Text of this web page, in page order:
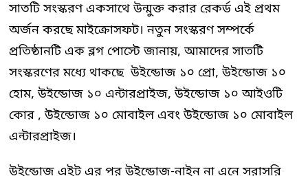
সাতটি সংস্করণ একসাথে উন্মুক্ত করার রেকর্ড এই প্রথম
অর্জন করছে মাইক্রোসফট। নতুন সংস্করণ সম্পর্কে
প্রতিষ্ঠানটি এক ব্লগ পোস্টে জানায়, আমাদের সাতটি
সংস্করণের মধ্যে থাকছে উইন্ডোজ ১০ প্রো, উইন্ডোজ ১০
হোম, উইন্ডোজ ১০ এন্টারপ্রাইজ, উইন্ডোজ ১০ আইওটি
কোর , উইন্ডোজ ১০ মোবাইল এবং উইন্ডোজ ১০ মোবাইল
এন্টারপ্রাইজ।
উইন্ডোজ এইট এর পর উইন্ডোজ-নাইন না এনে সরাসরি